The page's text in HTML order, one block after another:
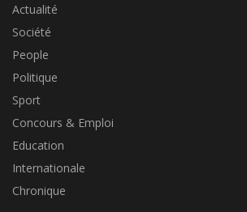
Actualité
Société
People
Politique
Sport
Concours & Emploi
Education
Internationale
Chronique